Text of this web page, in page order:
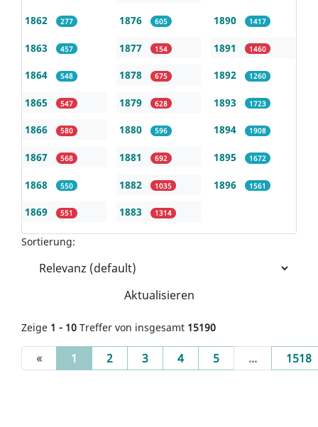
1862 277
1863 457
1864 548
1865 547
1866 580
1867 568
1868 550
1869 551
1876 605
1877 154
1878 675
1879 628
1880 596
1881 692
1882 1035
1883 1314
1890 1417
1891 1460
1892 1260
1893 1723
1894 1908
1895 1672
1896 1561
Sortierung:
Aktualisieren
Zeige 1 - 10 Treffer von insgesamt 15190
« 1 (current)
2 3 4 5 ... 1518